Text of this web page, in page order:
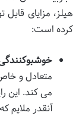
هیلز، مزایای
کرده است:
متعادل و
می کند. این
آنقدر ملایم